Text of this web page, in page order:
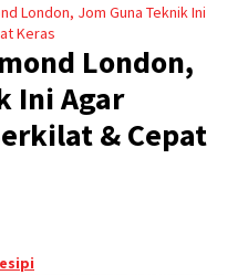
London, Jom Guna Teknik Ini
Keras
London,
Ini Agar
& Cepat